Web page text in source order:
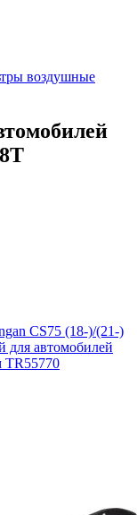
воздушные
CS75 (18-)/(21-)
для автомобилей
TR55770